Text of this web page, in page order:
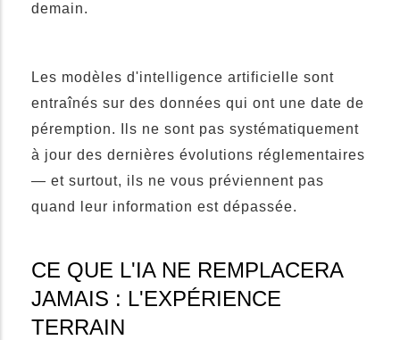
demain.
Les modèles d'intelligence artificielle sont
entraînés sur des données qui ont une date de
péremption. Ils ne sont pas systématiquement
à jour des dernières évolutions réglementaires
— et surtout, ils ne vous préviennent pas
quand leur information est dépassée.
CE QUE L'IA NE REMPLACERA
JAMAIS : L'EXPÉRIENCE
TERRAIN